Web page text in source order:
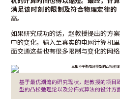
满足该时刻的限制及符合物理定律的
高。
如果研究成功的话，赵教授提出的方
中的变化，输入至真实的电网计算机
面交通这些也有很多限制与变化的网络
基于最优潮流的研究现状，赵教授的项目
型的凸松弛理论以及分佈式算法的设计方